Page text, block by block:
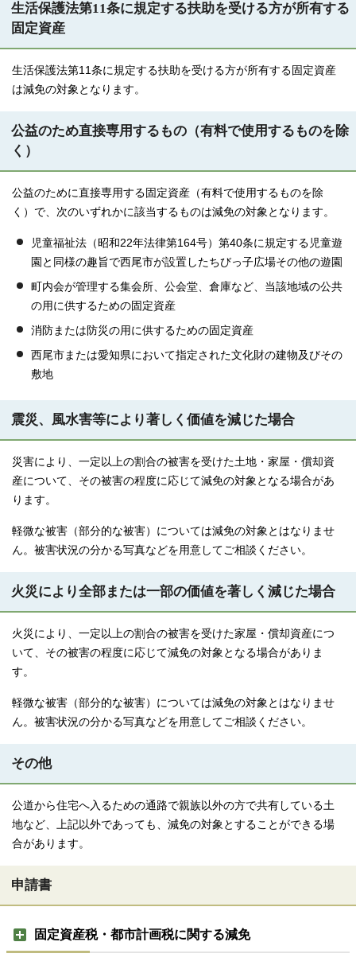
生活保護法第11条に規定する扶助を受ける方が所有する
固定資産
生活保護法第11条に規定する扶助を受ける方が所有する固定資産
は減免の対象となります。
公益のため直接専用するもの（有料で使用するものを除
く）
公益のために直接専用する固定資産（有料で使用するものを除
く）で、次のいずれかに該当するものは減免の対象となります。
児童福祉法（昭和22年法律第164号）第40条に規定する児童遊
園と同様の趣旨で西尾市が設置したちびっ子広場その他の遊園
町内会が管理する集会所、公会堂、倉庫など、当該地域の公共
の用に供するための固定資産
消防または防災の用に供するための固定資産
西尾市または愛知県において指定された文化財の建物及びその
敷地
震災、風水害等により著しく価値を減じた場合
災害により、一定以上の割合の被害を受けた土地・家屋・償却資
産について、その被害の程度に応じて減免の対象となる場合があ
ります。
軽微な被害（部分的な被害）については減免の対象とはなりませ
ん。被害状況の分かる写真などを用意してご相談ください。
火災により全部または一部の価値を著しく減じた場合
火災により、一定以上の割合の被害を受けた家屋・償却資産につ
いて、その被害の程度に応じて減免の対象となる場合がありま
す。
軽微な被害（部分的な被害）については減免の対象とはなりませ
ん。被害状況の分かる写真などを用意してご相談ください。
その他
公道から住宅へ入るための通路で親族以外の方で共有している土
地など、上記以外であっても、減免の対象とすることができる場
合があります。
申請書
固定資産税・都市計画税に関する減免